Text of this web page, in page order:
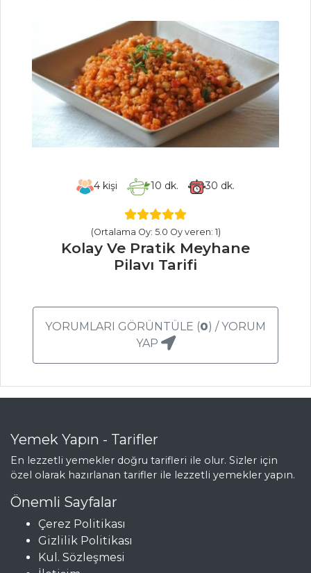
Tüm Tarifleri
ÇORBALAR
Buğdaylı Ve
Nohutlu Kış
Çorbası
Mercimekli
Karnabahar Çorbası
Mercimekli ve
Kavurmalı Çorba
Tahıllı Yeşil
Salata
Tavuklu Nohut
Salata
TAHİNLİ BUĞDAY
SALATASI
Salatalar Tüm
Tarifleri
4kişi 10 dk. 30 dk.
(Ortalama Oy: 5.0 Oy veren: 1)
Kolay Ve Pratik Meyhane
Pilavı Tarifi
YORUMLARI GÖRÜNTÜLE (0) / YORUM
YAP
Yemek Yapın - Tarifler
En lezzetli yemekler doğru tarifleri ile olur. Sizler için
özel olarak hazırlanan tarifler ile lezzetli yemekler yapın.
Önemli Sayfalar
Çerez Politikası
Gizlilik Politikası
Kul. Sözleşmesi